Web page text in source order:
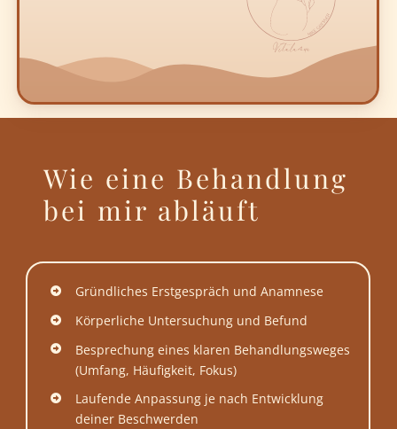
Wie eine Behandlung
bei mir abläuft
Gründliches Erstgespräch und Anamnese
Körperliche Untersuchung und Befund
Besprechung eines klaren Behandlungsweges
(Umfang, Häufigkeit, Fokus)
Laufende Anpassung je nach Entwicklung
deiner Beschwerden